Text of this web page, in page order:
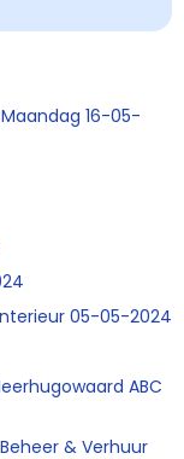
16-05-
05-05-2024
ABC
& Verhuur